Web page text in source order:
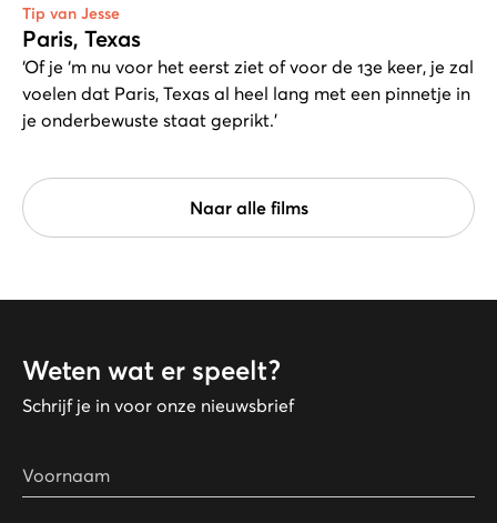
Tip van Jesse
Paris, Texas
‘Of je ‘m nu voor het eerst ziet of voor de 13e keer, je zal
voelen dat Paris, Texas al heel lang met een pinnetje in
je onderbewuste staat geprikt.’
Naar alle films
Weten wat er speelt?
Schrijf je in voor onze nieuwsbrief
Voornaam